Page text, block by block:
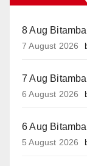
8 Aug
7 August 2026
7 Aug
6 August 2026
6 Aug
5 August 2026